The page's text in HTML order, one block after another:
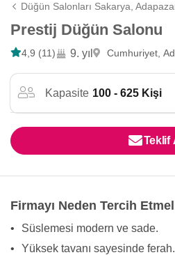
Düğün Salonları Sakarya,
Prestij Düğün Salonu
4,9 (11) 9. yıl
Kapasite 100 - 625 Kişi
Teklif
Firmayı Neden Tercih
•
Süslemesi modern ve sade.
•
Yüksek tavanı sayesinde ferah.